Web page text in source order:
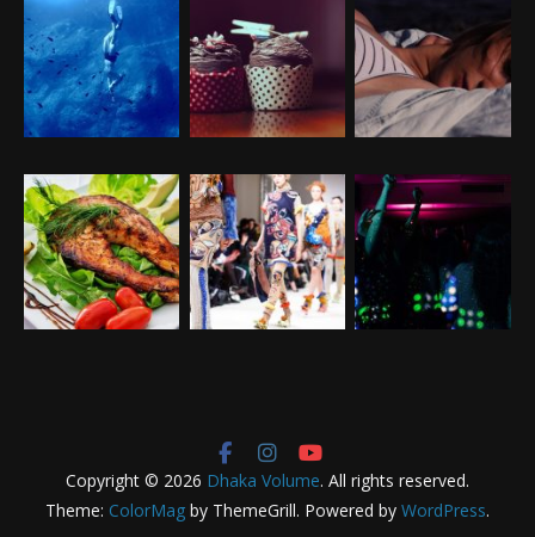
Copyright © 2026 Dhaka Volume. All rights reserved.
Theme: ColorMag by ThemeGrill. Powered by WordPress.